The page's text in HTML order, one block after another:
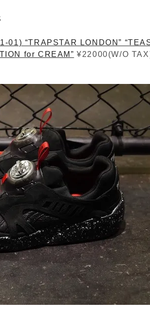
01) “TRAPSTAR LONDON”
for CREAM” ¥22000(W/O